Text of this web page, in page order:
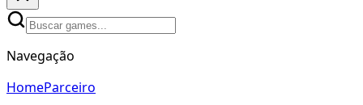
Navegação
HomeParceiro